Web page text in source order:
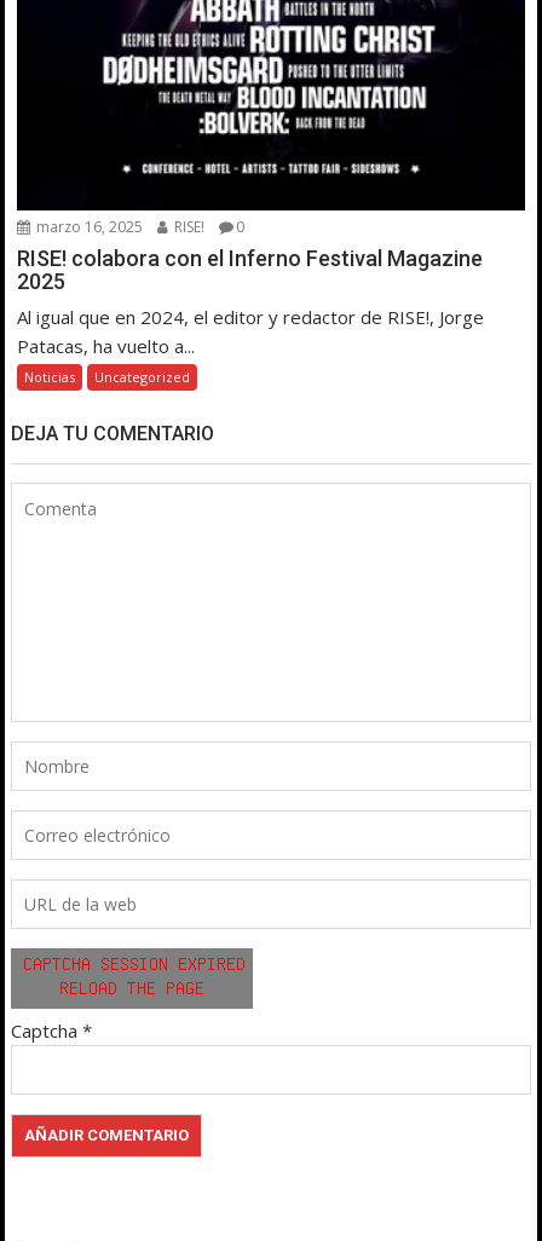
marzo 16, 2025 RISE! 0
RISE! colabora con el Inferno Festival Magazine
2025
Al igual que en 2024, el editor y redactor de RISE!, Jorge
Patacas, ha vuelto a...
Noticias Uncategorized
DEJA TU COMENTARIO
Captcha *